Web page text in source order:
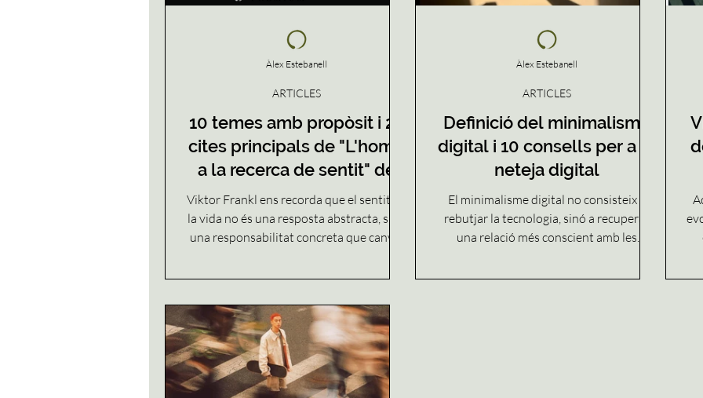
10 temes amb propòsit i 25
cites principals de "L'home
a la recerca de sentit" de
Viktor Frankl
Viktor Frankl ens recorda que el sentit de
la vida no és una resposta abstracta, sinó
una responsabilitat concreta que canvia
reuneix les idees i cites essencials de
l’amor, la llibertat interior, el sofriment,
l’autotranscendència i la capacitat
humana de decidir com respondre a la
vida.
ARTICLES
Àlex Estebanell
Definició del minimalisme
digital i 10 consells per a la
neteja digital
El minimalisme digital no consisteix a
rebutjar la tecnologia, sinó a recuperar
una relació més conscient amb les
En aquest article exploro com reduir el
ARTICLES
Àlex Estebanell